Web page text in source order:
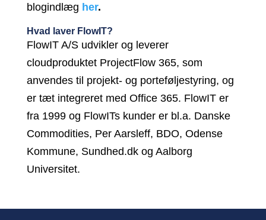
blogindlæg her.
Hvad laver FlowIT?
FlowIT A/S udvikler og leverer
cloudproduktet ProjectFlow 365, som
anvendes til projekt- og porteføljestyring, og
er tæt integreret med Office 365. FlowIT er
fra 1999 og FlowITs kunder er bl.a. Danske
Commodities, Per Aarsleff, BDO, Odense
Kommune, Sundhed.dk og Aalborg
Universitet.